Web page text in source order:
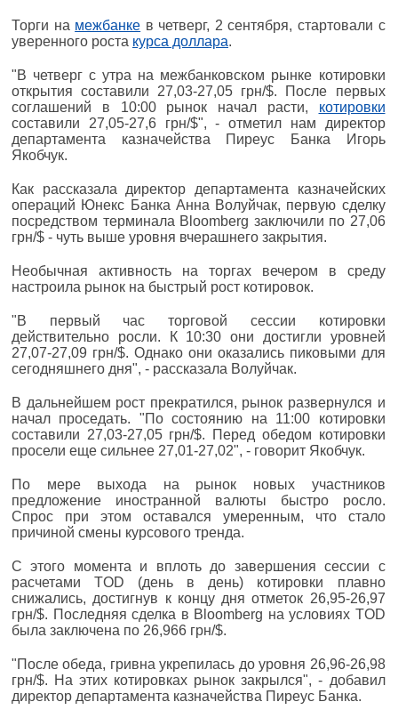
Торги на межбанке в четверг, 2 сентября, стартовали с
уверенного роста курса доллара.
"В четверг с утра на межбанковском рынке котировки
открытия составили 27,03-27,05 грн/$. После первых
соглашений в 10:00 рынок начал расти, котировки
составили 27,05-27,6 грн/$", - отметил нам директор
департамента казначейства Пиреус Банка Игорь
Якобчук.
Как рассказала директор департамента казначейских
операций Юнекс Банка Анна Волуйчак, первую сделку
посредством терминала Bloomberg заключили по 27,06
грн/$ - чуть выше уровня вчерашнего закрытия.
Необычная активность на торгах вечером в среду
настроила рынок на быстрый рост котировок.
"В первый час торговой сессии котировки
действительно росли. К 10:30 они достигли уровней
27,07-27,09 грн/$. Однако они оказались пиковыми для
сегодняшнего дня", - рассказала Волуйчак.
В дальнейшем рост прекратился, рынок развернулся и
начал проседать. "По состоянию на 11:00 котировки
составили 27,03-27,05 грн/$. Перед обедом котировки
просели еще сильнее 27,01-27,02", - говорит Якобчук.
По мере выхода на рынок новых участников
предложение иностранной валюты быстро росло.
Спрос при этом оставался умеренным, что стало
причиной смены курсового тренда.
С этого момента и вплоть до завершения сессии с
расчетами TOD (день в день) котировки плавно
снижались, достигнув к концу дня отметок 26,95-26,97
грн/$. Последняя сделка в Bloomberg на условиях TOD
была заключена по 26,966 грн/$.
"После обеда, гривна укрепилась до уровня 26,96-26,98
грн/$. На этих котировках рынок закрылся", - добавил
директор департамента казначейства Пиреус Банка.